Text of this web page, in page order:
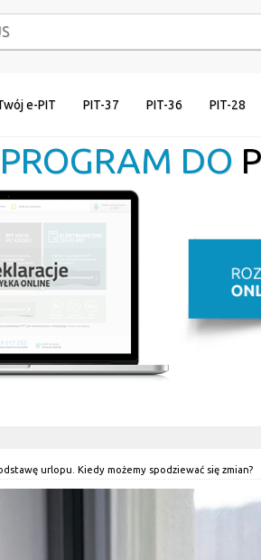
e-PIT PIT-37 PIT-36 PIT-28
DO
urlopu. Kiedy możemy spodziewać się zmian?